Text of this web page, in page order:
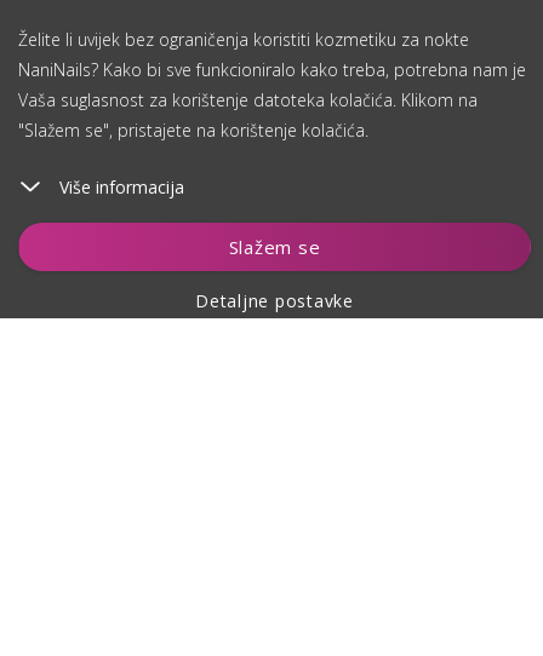
Želite li uvijek bez ograničenja koristiti kozmetiku za nokte
NaniNails? Kako bi sve funkcioniralo kako treba, potrebna nam je
Vaša suglasnost za korištenje datoteka kolačića. Klikom na
"Slažem se", pristajete na korištenje kolačića.
Više informacija
Slažem se
Detaljne postavke
Čuvaj